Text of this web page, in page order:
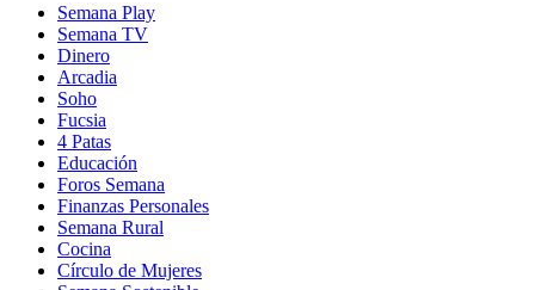
Semana Play
Semana TV
Dinero
Arcadia
Soho
in
new
window
Fucsia
in
new
window
4 Patas
Educación
Foros Semana
Finanzas Personales
Semana Rural
Cocina
Círculo de Mujeres